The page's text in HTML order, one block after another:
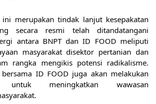
merupakan tindak lanjut kesepakatan
secara resmi telah ditandatangani
antara BNPT dan ID FOOD meliputi
masyarakat disektor pertanian dan
rangka mengikis potensi radikalisme.
ID FOOD juga akan melakukan
untuk meningkatkan wawasan